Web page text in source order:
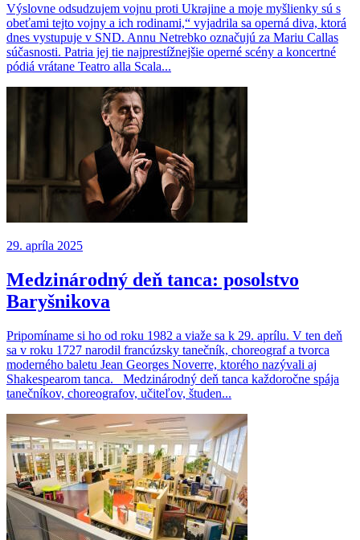
Výslovne odsudzujem vojnu proti Ukrajine a moje myšlienky sú s
obeťami tejto vojny a ich rodinami,“ vyjadrila sa operná diva, ktorá
dnes vystupuje v SND. Annu Netrebko označujú za Mariu Callas
súčasnosti. Patria jej tie najprestížnejšie operné scény a koncertné
pódiá vrátane Teatro alla Scala...
29. apríla 2025
Medzinárodný deň tanca: posolstvo
Baryšnikova
Pripomíname si ho od roku 1982 a viaže sa k 29. aprílu. V ten deň
sa v roku 1727 narodil francúzsky tanečník, choreograf a tvorca
moderného baletu Jean Georges Noverre, ktorého nazývali aj
Shakespearom tanca. Medzinárodný deň tanca každoročne spája
tanečníkov, choreografov, učiteľov, študen...